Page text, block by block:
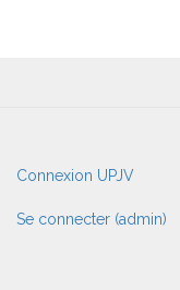
User
account
menu
Connexion UPJV
Se connecter (admin)